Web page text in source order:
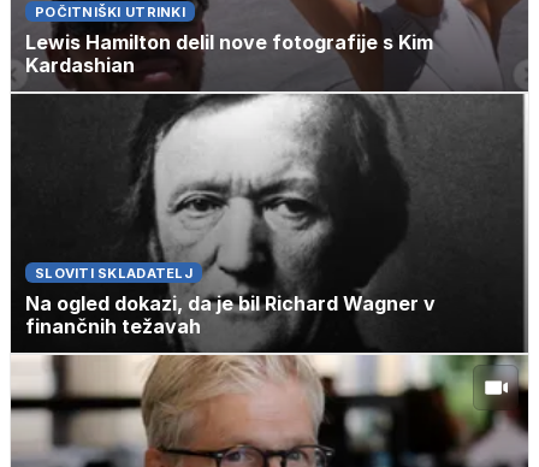
POČITNIŠKI UTRINKI
Lewis Hamilton delil nove fotografije s Kim
Kardashian
SLOVITI SKLADATELJ
Na ogled dokazi, da je bil Richard Wagner v
finančnih težavah